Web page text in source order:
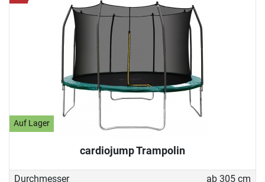
abwechslungsreiche und effektive
Sportart. Die verschiedenen Modelle
unterscheiden sind etwa in der
Größe oder der Bauform. So
befinden sich Inground Trampoline
nur wenige Zentimeter über dem
Boden, separates Zubehör kann die
Spielmöglichkeiten noch erhöhen.
Über die Unterschiede klären wir Sie
auf.
Auf Lager
cardiojump Trampolin
Durchmesser
ab 305 cm